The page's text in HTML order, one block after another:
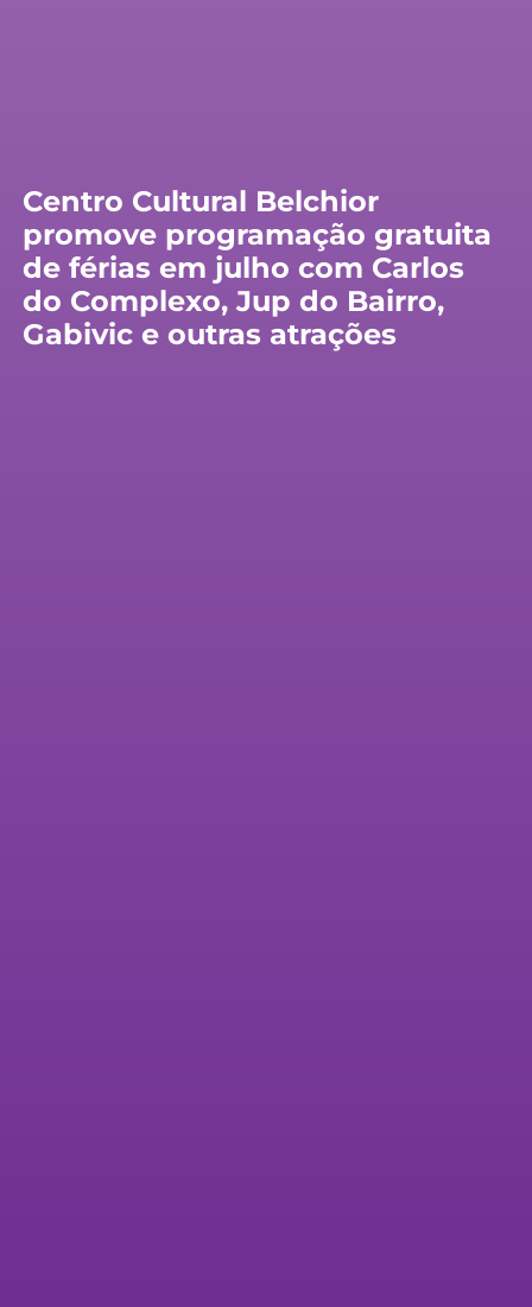
Centro Cultural Belchior
promove programação gratuita
de férias em julho com Carlos
do Complexo, Jup do Bairro,
Gabivic e outras atrações